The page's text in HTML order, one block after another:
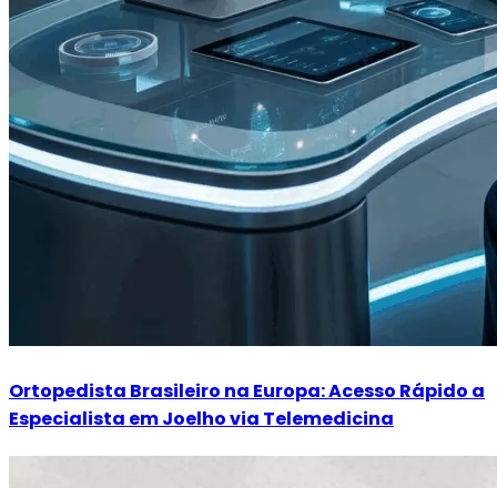
Ortopedista Brasileiro na Europa: Acesso Rápido a
Especialista em Joelho via Telemedicina